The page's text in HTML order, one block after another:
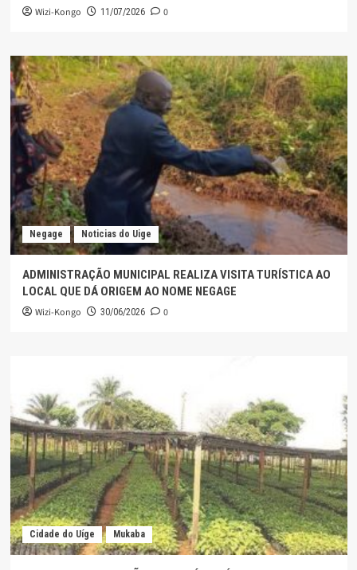
Wizi-Kongo 11/07/2026 0
Negage Noticias do Uige
ADMINISTRAÇÃO MUNICIPAL REALIZA VISITA TURÍSTICA AO
LOCAL QUE DÁ ORIGEM AO NOME NEGAGE
Wizi-Kongo 30/06/2026 0
Cidade do Uíge Mukaba